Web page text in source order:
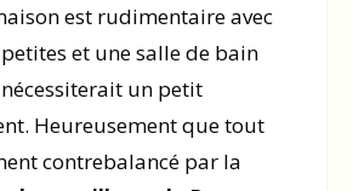
est rudimentaire avec
et une salle de bain
un petit
Heureusement que tout
contrebalancé par la